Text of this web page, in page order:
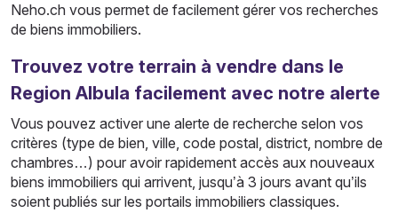
Neho.ch vous permet de facilement gérer vos recherches
de biens immobiliers.
Trouvez votre terrain à vendre dans le
Region Albula facilement avec notre alerte
Vous pouvez activer une alerte de recherche selon vos
critères (type de bien, ville, code postal, district, nombre de
chambres…) pour avoir rapidement accès aux nouveaux
biens immobiliers qui arrivent, jusqu’à 3 jours avant qu’ils
soient publiés sur les portails immobiliers classiques.